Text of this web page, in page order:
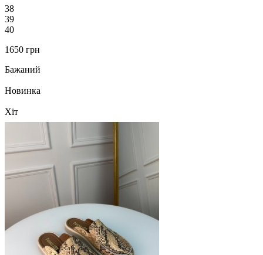
38
39
40
1650 грн
Бажаний
Новинка
Хіт